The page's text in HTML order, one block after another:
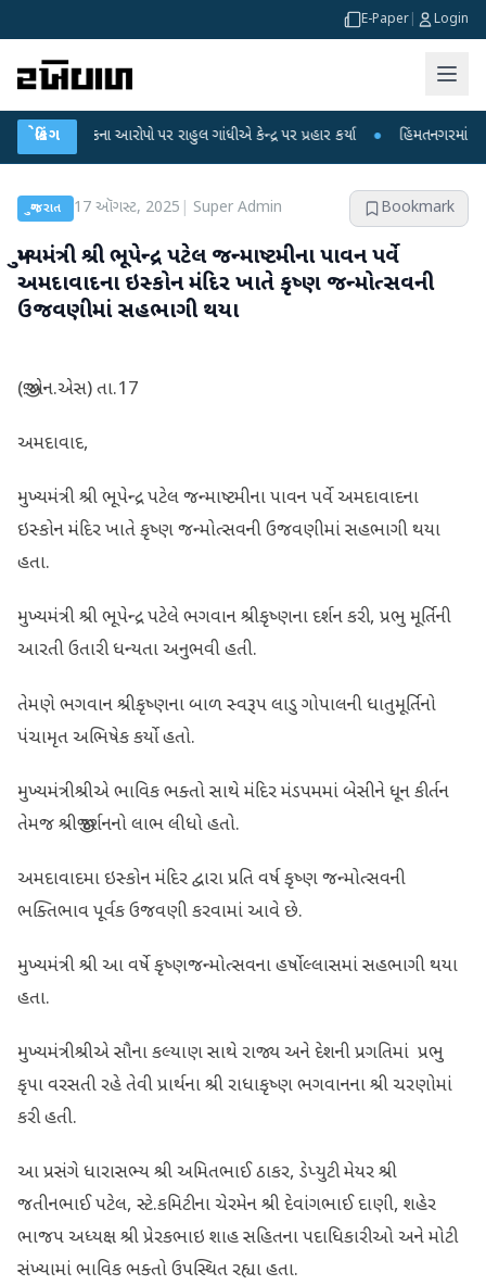
E-Paper Login
બ્રેકિંગ
લીકના આરોપો પર રાહુલ ગાંધીએ કેન્દ્ર પર પ્રહાર કર્યા ● હિંમતનગરમાં રહસ્યમય
ગુજરાત 17 ઑગસ્ટ, 2025 Super Admin Bookmark
મુખ્યમંત્રી શ્રી ભૂપેન્દ્ર પટેલ જન્માષ્ટમીના પાવન પર્વે
અમદાવાદના ઇસ્કોન મંદિર ખાતે કૃષ્ણ જન્મોત્સવની
ઉજવણીમાં સહભાગી થયા
(જી.એન.એસ) તા.17
અમદાવાદ,
મુખ્યમંત્રી શ્રી ભૂપેન્દ્ર પટેલ જન્માષ્ટમીના પાવન પર્વે અમદાવાદના
ઇસ્કોન મંદિર ખાતે કૃષ્ણ જન્મોત્સવની ઉજવણીમાં સહભાગી થયા
હતા.
મુખ્યમંત્રી શ્રી ભૂપેન્દ્ર પટેલે ભગવાન શ્રીકૃષ્ણના દર્શન કરી, પ્રભુ મૂર્તિની
આરતી ઉતારી ધન્યતા અનુભવી હતી.
તેમણે ભગવાન શ્રીકૃષ્ણના બાળ સ્વરૂપ લાડુ ગોપાલની ધાતુમૂર્તિનો
પંચામૃત અભિષેક કર્યો હતો.
મુખ્યમંત્રીશ્રીએ ભાવિક ભક્તો સાથે મંદિર મંડપમમાં બેસીને ધૂન કીર્તન
તેમજ શ્રીજી દર્શનનો લાભ લીધો હતો.
અમદાવાદમા ઇસ્કોન મંદિર દ્વારા પ્રતિ વર્ષ કૃષ્ણ જન્મોત્સવની
ભક્તિભાવ પૂર્વક ઉજવણી કરવામાં આવે છે.
મુખ્યમંત્રી શ્રી આ વર્ષે કૃષ્ણજન્મોત્સવના હર્ષોલ્લાસમાં સહભાગી થયા
હતા.
મુખ્યમંત્રીશ્રીએ સૌના કલ્યાણ સાથે રાજ્ય અને દેશની પ્રગતિમાં પ્રભુ
કૃપા વરસતી રહે તેવી પ્રાર્થના શ્રી રાધાકૃષ્ણ ભગવાનના શ્રી ચરણોમાં
કરી હતી.
આ પ્રસંગે ધારાસભ્ય શ્રી અમિતભાઈ ઠાકર, ડેપ્યુટી મેયર શ્રી
જતીનભાઈ પટેલ, સ્ટે.કમિટીના ચેરમેન શ્રી દેવાંગભાઈ દાણી, શહેર
ભાજપ અધ્યક્ષ શ્રી પ્રેરકભાઇ શાહ સહિતના પદાધિકારીઓ અને મોટી
સંખ્યામાં ભાવિક ભક્તો ઉપસ્થિત રહ્યા હતા.